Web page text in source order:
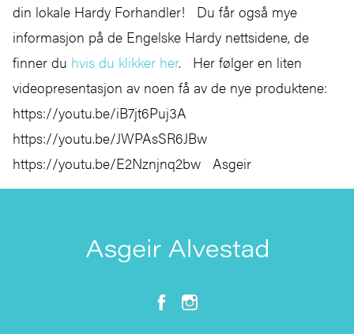
din lokale Hardy Forhandler! Du får også mye
informasjon på de Engelske Hardy nettsidene, de
finner du hvis du klikker her. Her følger en liten
videopresentasjon av noen få av de nye produktene:
https://youtu.be/iB7jt6Puj3A
https://youtu.be/JWPAsSR6JBw
https://youtu.be/E2Nznjnq2bw Asgeir